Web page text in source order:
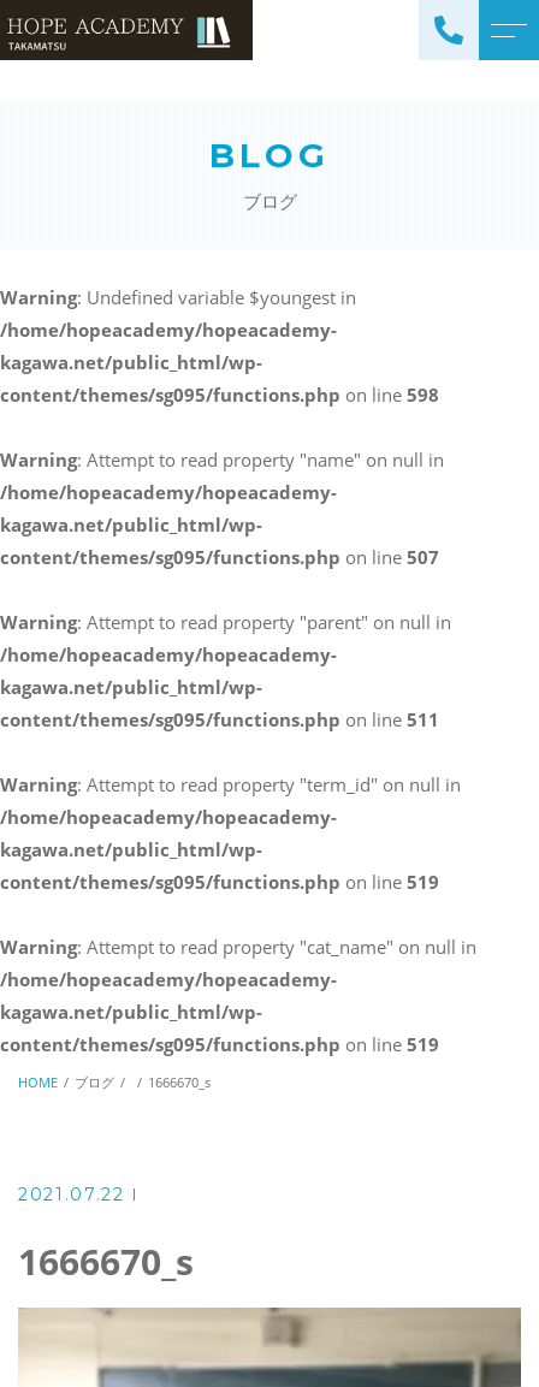
（4科目）
中学生コース（5科目）
高校生コース（3科目）
英会話コース（幼児～小学
校低学年）
087-887-7663
Webからのお問い合わせ
CONTACT
BLOG
ブログ
Warning: Undefined variable $youngest in
/home/hopeacademy/hopeacademy-
kagawa.net/public_html/wp-
content/themes/sg095/functions.php on line 598
Warning: Attempt to read property "name" on null in
/home/hopeacademy/hopeacademy-
kagawa.net/public_html/wp-
content/themes/sg095/functions.php on line 507
Warning: Attempt to read property "parent" on null in
/home/hopeacademy/hopeacademy-
kagawa.net/public_html/wp-
content/themes/sg095/functions.php on line 511
Warning: Attempt to read property "term_id" on null in
/home/hopeacademy/hopeacademy-
kagawa.net/public_html/wp-
content/themes/sg095/functions.php on line 519
Warning: Attempt to read property "cat_name" on null in
/home/hopeacademy/hopeacademy-
kagawa.net/public_html/wp-
content/themes/sg095/functions.php on line 519
HOME ブログ 1666670_s
2021.07.22
1666670_s